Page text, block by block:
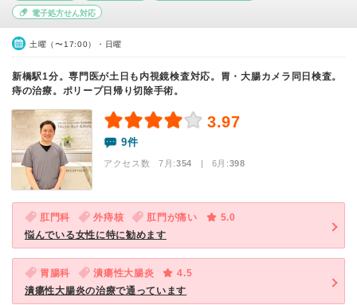
電子処方せん対応
土曜（〜17:00）・日曜
新橋駅1分。専門医が土日も内視鏡検査対応。胃・大腸カメラ同日検査。
痔の治療。ポリープ日帰り切除手術。
3.97
9件
アクセス数 7月:354 | 6月:398
肛門科 外痔核 肛門が痛い
5.0
悩んでいる女性に特に勧めます
胃腸科 潰瘍性大腸炎
4.5
潰瘍性大腸炎の治療で通っています